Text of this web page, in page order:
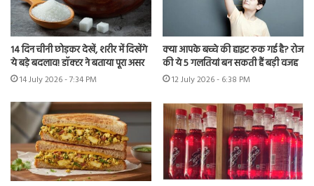
14 दिन चीनी छोड़कर देखें, शरीर में दिखेंगे
ये बड़े बदलाव! डॉक्टर ने बताया पूरा असर
14 July 2026 - 7:34 PM
क्या आपके बच्चे की हाइट रुक गई है? रोज
की ये 5 गलतियां बन सकती हैं बड़ी वजह
12 July 2026 - 6:38 PM